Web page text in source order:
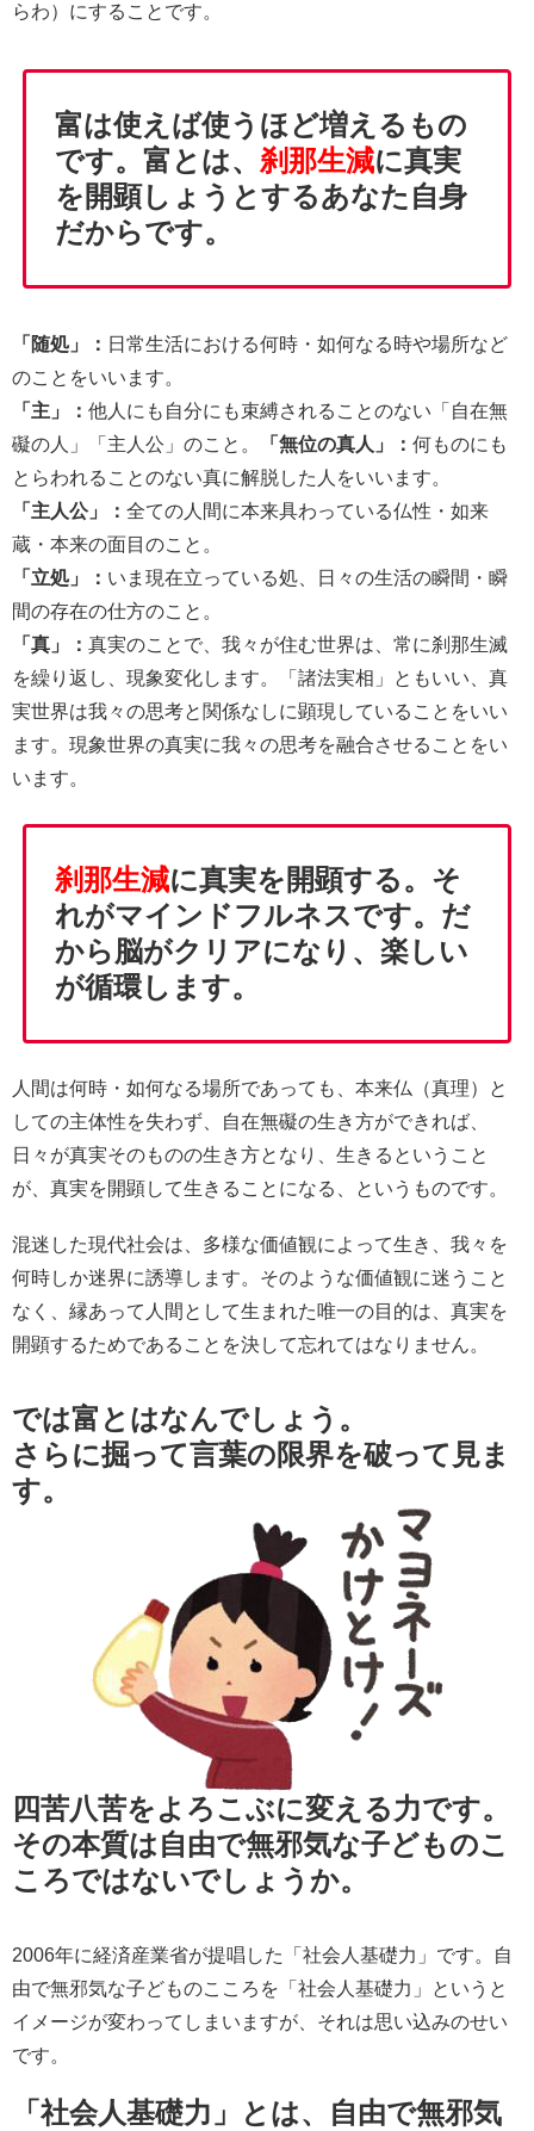
らわ）にすることです。
富は使えば使うほど増えるもの
です。富とは、 刹那生減に真実
を開顕しょうとするあなた自身
だからです。
「随処」： 日常生活における何時・如何なる時や場所など
のことをいいます。
「主」： 他人にも自分にも束縛されることのない「自在無
礙の人」「主人公」のこと。
「無位の真人」： 何ものにも
とらわれることのない真に解脱した人をいいます。
「主人公」： 全ての人間に本来具わっている仏性・如来
蔵・本来の面目のこと。
「立処」： いま現在立っている処、日々の生活の瞬間・瞬
間の存在の仕方のこと。
「真」： 真実のことで、我々が住む世界は、常に刹那生滅
を繰り返し、現象変化します。「諸法実相」ともいい、真
実世界は我々の思考と関係なしに顕現していることをいい
ます。現象世界の真実に我々の思考を融合させることをい
います。
刹那生減に真実を開顕する。そ
れがマインドフルネスです。だ
から脳がクリアになり、楽しい
が循環します。
人間は何時・如何なる場所であっても、本来仏（真理）と
しての主体性を失わず、自在無礙の生き方ができれば、
日々が真実そのものの生き方となり、生きるということ
が、真実を開顕して生きることになる、というものです。
混迷した現代社会は、多様な価値観によって生き、我々を
何時しか迷界に誘導します。そのような価値観に迷うこと
なく、縁あって人間として生まれた唯一の目的は、真実を
開顕するためであることを決して忘れてはなりません。
では富とはなんでしょう 。
さらに掘って言葉の限界を破って見ま
す。
四苦八苦をよろこぶに変える力です。
その本質は自由で無邪気な子どものこ
ころではないでしょうか。
2006年に経済産業省が提唱した「社会人基礎力」です。自
由で無邪気な子どものこころを「社会人基礎力」というと
イメージが変わってしまいますが、それは思い込みのせい
です。
「社会人基礎力」とは、自由で無邪気